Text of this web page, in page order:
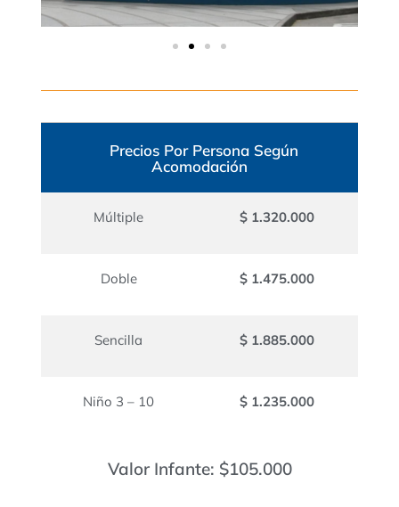
Precios Por Persona Según
Acomodación
Múltiple $ 1.320.000
Doble $ 1.475.000
Sencilla $ 1.885.000
Niño 3 – 10 $ 1.235.000
Valor Infante: $105.000